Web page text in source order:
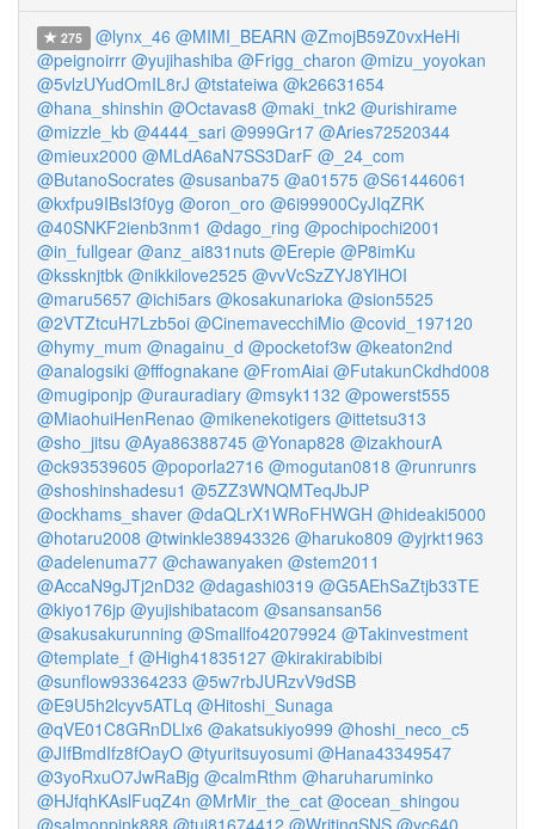
275 @lynx_46 @MIMI_BEARN @ZmojB59Z0vxHeHi
@peignoirrr @yujihashiba @Frigg_charon @mizu_yoyokan
@5vlzUYudOmIL8rJ @tstateiwa @k26631654
@hana_shinshin @Octavas8 @maki_tnk2 @urishirame
@mizzle_kb @4444_sari @999Gr17 @Aries72520344
@mieux2000 @MLdA6aN7SS3DarF @_24_com
@ButanoSocrates @susanba75 @a01575 @S61446061
@kxfpu9IBsI3f0yg @oron_oro @6i99900CyJIqZRK
@40SNKF2ienb3nm1 @dago_ring @pochipochi2001
@in_fullgear @anz_ai831nuts @Erepie @P8imKu
@kssknjtbk @nikkilove2525 @vvVcSzZYJ8YlHOI
@maru5657 @ichi5ars @kosakunarioka @sion5525
@2VTZtcuH7Lzb5oi @CinemavecchiMio @covid_197120
@hymy_mum @nagainu_d @pocketof3w @keaton2nd
@analogsiki @fffognakane @FromAiai @FutakunCkdhd008
@mugiponjp @urauradiary @msyk1132 @powerst555
@MiaohuiHenRenao @mikenekotigers @ittetsu313
@sho_jitsu @Aya86388745 @Yonap828 @izakhourA
@ck93539605 @poporla2716 @mogutan0818 @runrunrs
@shoshinshadesu1 @5ZZ3WNQMTeqJbJP
@ockhams_shaver @daQLrX1WRoFHWGH @hideaki5000
@hotaru2008 @twinkle38943326 @haruko809 @yjrkt1963
@adelenuma77 @chawanyaken @stem2011
@AccaN9gJTj2nD32 @dagashi0319 @G5AEhSaZtjb33TE
@kiyo176jp @yujishibatacom @sansansan56
@sakusakurunning @Smallfo42079924 @Takinvestment
@template_f @High41835127 @kirakirabibibi
@sunflow93364233 @5w7rbJURzvV9dSB
@E9U5h2lcyv5ATLq @Hitoshi_Sunaga
@qVE01C8GRnDLlx6 @akatsukiyo999 @hoshi_neco_c5
@JIfBmdIfz8fOayO @tyuritsuyosumi @Hana43349547
@3yoRxuO7JwRaBjg @calmRthm @haruharuminko
@HJfqhKAslFuqZ4n @MrMir_the_cat @ocean_shingou
@salmonpink888 @tui81674412 @WritingSNS @yc640